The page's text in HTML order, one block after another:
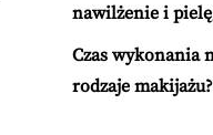
nawilżenie i
Czas wykonania
rodzaje makijażu?